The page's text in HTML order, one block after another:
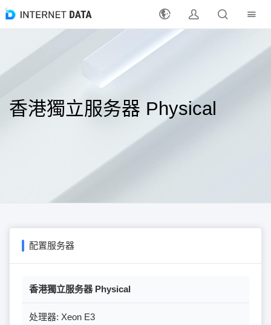
最新活动
分销合作
探索更多
香港獨立服务器 Physical
配置服务器
香港獨立服务器 Physical
处理器: Xeon E3